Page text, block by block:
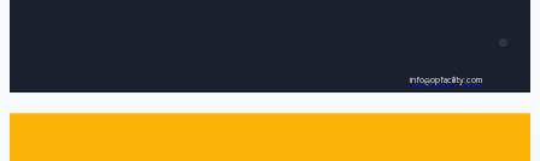
info@opfacility.com